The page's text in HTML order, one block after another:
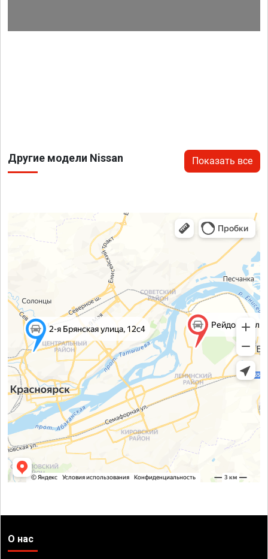
Другие модели Nissan Показать все
О нас